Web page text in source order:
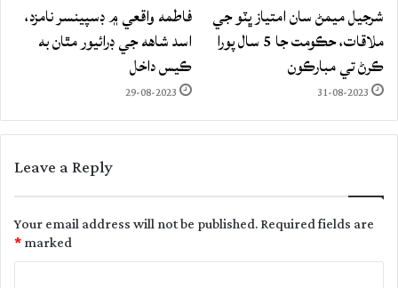
شرجيل ميمڻ سان امتياز ڀٽو جي
ملاقات، حڪومت جا 5 سال پورا
ڪرڻ تي مبارڪون
31-08-2023
فاطمه واقعي ۾ ڊسپينسر نامزد،
اسد شاهه جي ڊرائيور مٿان به
ڪيس داخل
29-08-2023
Leave a Reply
Your email address will not be published.Required fields are
marked
*